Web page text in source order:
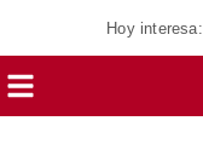
Hoy interesa: